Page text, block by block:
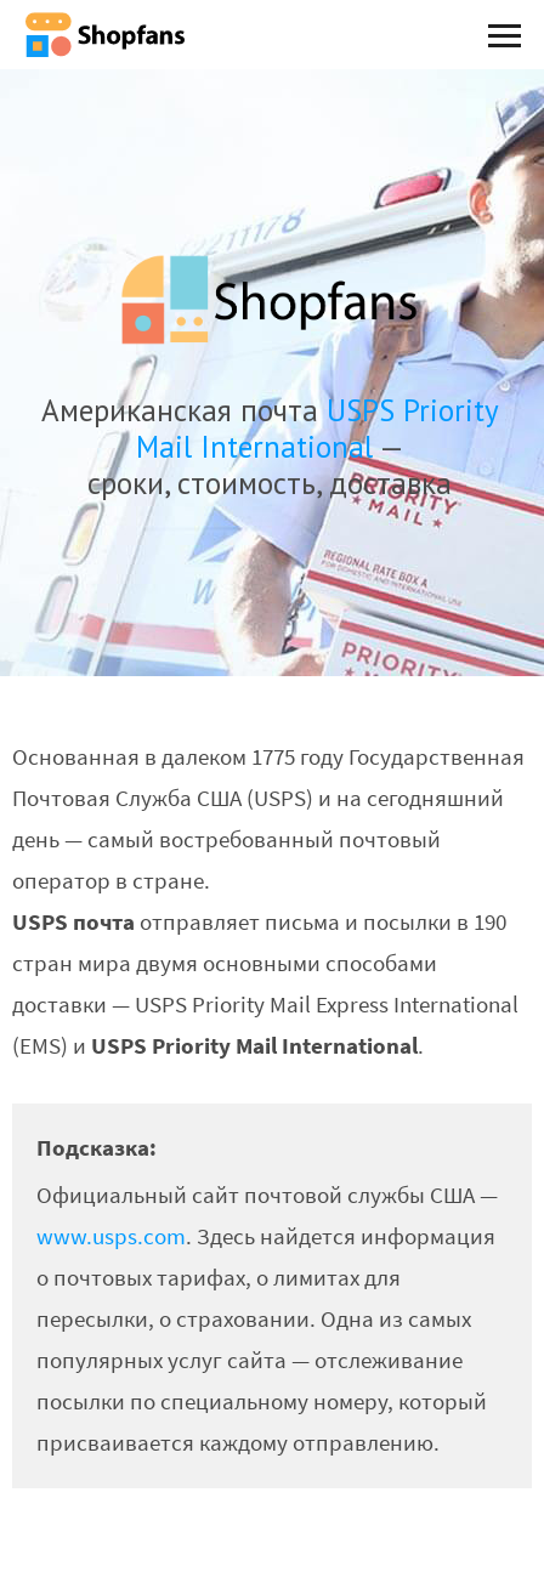
Американская почтаUSPS Priority
Mail International—
сроки, стоимость, доставка
Основанная в далеком 1775 году Государственная
Почтовая Служба США (USPS) и на сегодняшний
день — самый востребованный почтовый
оператор в стране.
USPS почта отправляет письма и посылки в 190
стран мира двумя основными способами
доставки — USPS Priority Mail Express International
(EMS) и USPS Priority Mail International.
Подсказка:
Официальный сайт почтовой службы США —
www.usps.com. Здесь найдется информация
о почтовых тарифах, о лимитах для
пересылки, о страховании. Одна из самых
популярных услуг сайта — отслеживание
посылки по специальному номеру, который
присваивается каждому отправлению.